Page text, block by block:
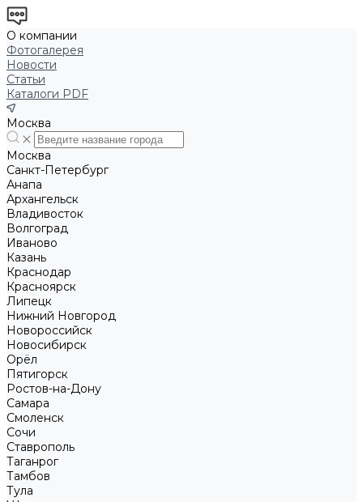
О компании
Фотогалерея
Новости
Статьи
Каталоги PDF
Москва
Москва
Санкт-Петербург
Анапа
Архангельск
Владивосток
Волгоград
Иваново
Казань
Краснодар
Красноярск
Липецк
Нижний Новгород
Новороссийск
Новосибирск
Орёл
Пятигорск
Ростов-на-Дону
Самара
Смоленск
Сочи
Ставрополь
Таганрог
Тамбов
Тула